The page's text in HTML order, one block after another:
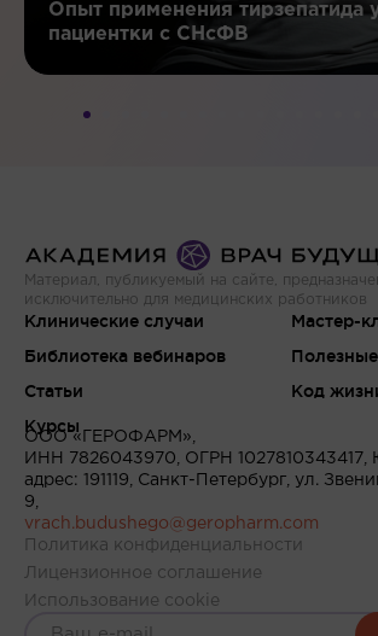
Опыт применения тирзепатида
пациентки с СНсФВ
Материал, публикуемый на сайте,
исключительно для медицинских работников
Клинические случаи
Библиотека вебинаров
Статьи
Курсы
Мастер-
Код
ООО «ГЕРОФАРМ»,
ИНН 7826043970, ОГРН 1027810343417,
адрес: 191119, Санкт-Петербург, ул.
9,
vrach.budushego@geropharm.com
Политика конфиденциальности
Лицензионное соглашение
Использование cookie